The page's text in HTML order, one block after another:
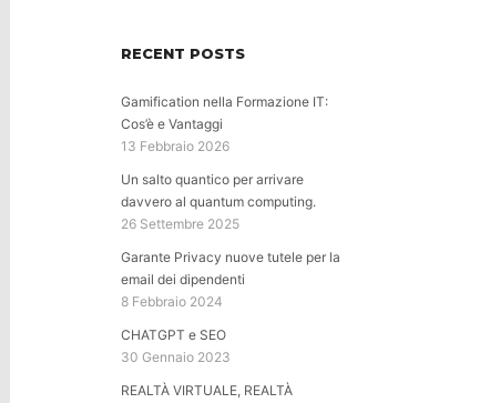
RECENT POSTS
Gamification nella Formazione IT:
Cos’è e Vantaggi
13 Febbraio 2026
Un salto quantico per arrivare
davvero al quantum computing.
26 Settembre 2025
Garante Privacy nuove tutele per la
email dei dipendenti
8 Febbraio 2024
CHATGPT e SEO
30 Gennaio 2023
REALTÀ VIRTUALE, REALTÀ